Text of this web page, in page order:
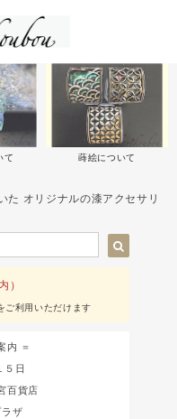
て 蒔絵について
た オリジナルの漆アクセサリ
）
利用いただけます
内 ＝
５日
百貨店
ラザ